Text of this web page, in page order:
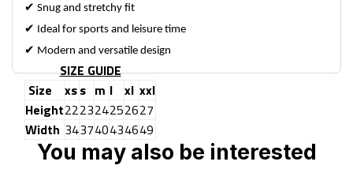
✔ Snug and stretchy fit
✔ Ideal for sports and leisure time
✔ Modern and versatile design
SIZE GUIDE
Size
xss m l xl xxl
Height222324252627
Width 343740434649
You may also be interested